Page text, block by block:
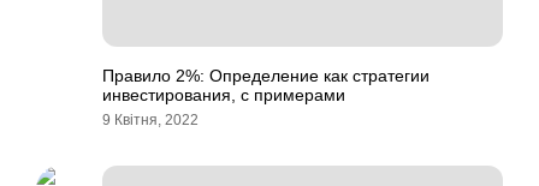
Правило 2%: Определение как стратегии
инвестирования, с примерами
9 Квітня, 2022